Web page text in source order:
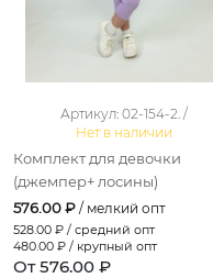
Артикул: 02-154-2. /
Нет в наличии
Комплект для девочки
(джемпер+ лосины)
576.00 ₽ / мелкий опт
528.00 ₽ / средний опт
480.00 ₽ / крупный опт
От 576.00 ₽